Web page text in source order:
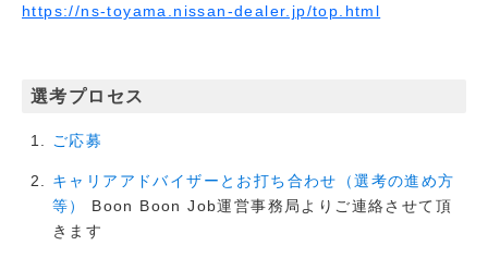
https://ns-toyama.nissan-dealer.jp/top.html
選考プロセス
ご応募
キャリアアドバイザーとお打ち合わせ（選考の進め方
等）
Boon Boon Job運営事務局よりご連絡させて頂
きます